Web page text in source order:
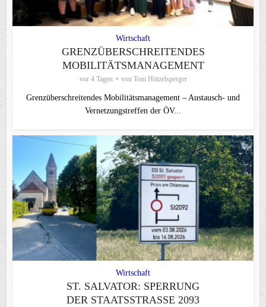
Wirtschaft
GRENZÜBERSCHREITENDES
MOBILITÄTSMANAGEMENT
vor 4 Tagen von Toni Hötzelsperger
Grenzüberschreitendes Mobilitätsmanagement – Austausch- und
Vernetzungstreffen der ÖV...
Wirtschaft
ST. SALVATOR: SPERRUNG
DER STAATSSTRASSE 2093